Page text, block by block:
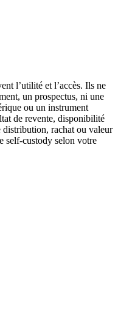
l’utilité et l’accès. Ils ne
un prospectus, ni une
ou un instrument
de revente, disponibilité
distribution, rachat ou valeur
self-custody selon votre